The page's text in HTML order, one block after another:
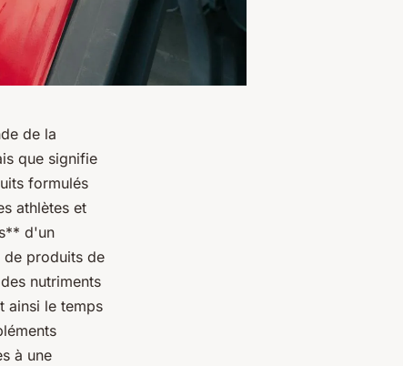
de la
que signifie
formulés
athlètes et
d'un
de produits de
nutriments
ainsi le temps
à une